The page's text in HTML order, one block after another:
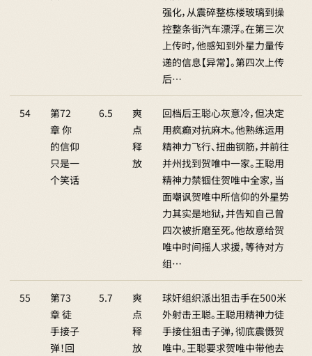
强化，从震碎整栋楼玻璃到操
控整条街汽车漂浮。在第三次
上传时，他感知到外星力量传
递的信息【异常】。第四次上传
后…
54
第72
章 你
的信仰
只是一
个笑话
6.5
爽
点
释
放
回档后王聪心灰意冷，但决定
用疯癫对抗麻木。他熟练运用
精神力飞行、扭曲钢筋，并前往
并州找到贺唯中一家。王聪用
精神力禁锢住贺唯中全家，当
面嘲讽贺唯中所信仰的外星势
力其实是地狱，并告知自己曾
四次被折磨至死。他故意给贺
唯中时间摇人求援，等待对方
组…
55
第73
章 徒
手接子
弹！回
5.7
爽
点
释
放
球奸组织派出狙击手在500米
外射击王聪。王聪用精神力徒
手接住狙击子弹，彻底震慑贺
唯中。王聪要求贺唯中带他去